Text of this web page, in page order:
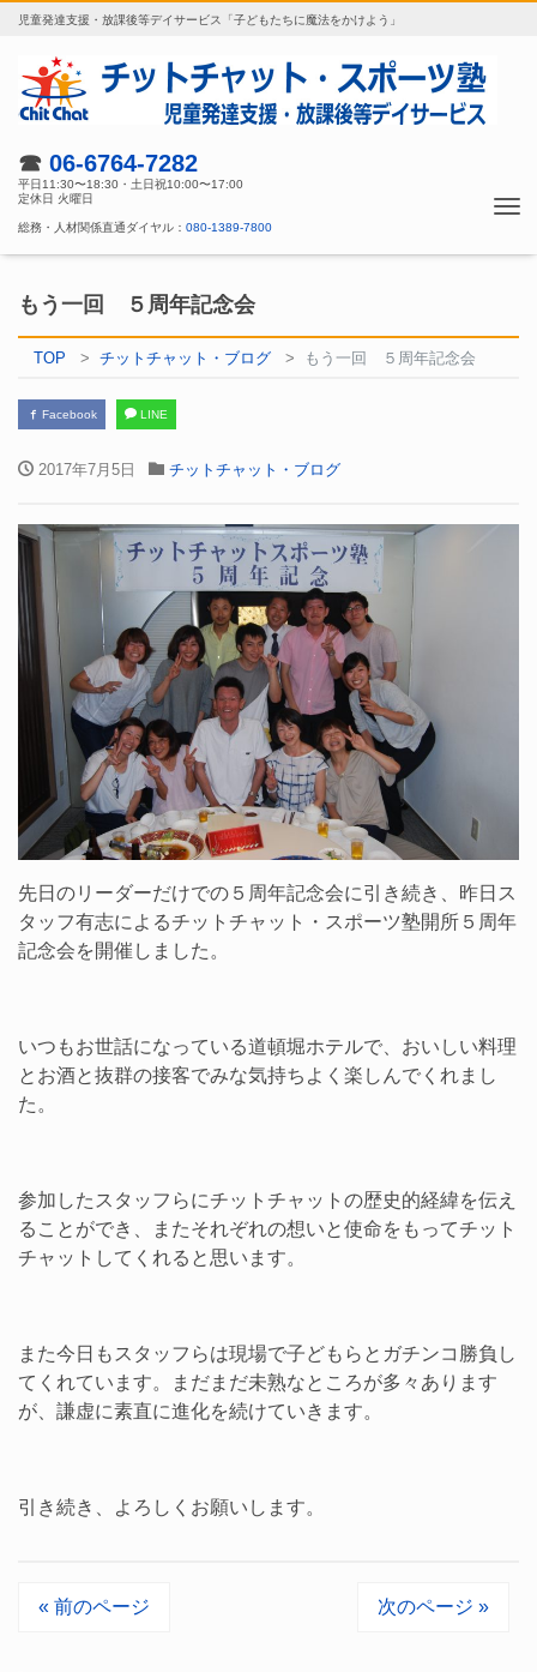
児童発達支援・放課後等デイサービス「子どもたちに魔法をかけよう」
☎ 06-6764-7282
平日11:30〜18:30・土日祝10:00〜17:00
定休日 火曜日
総務・人材関係直通ダイヤル： 080-1389-7800
もう一回 ５周年記念会
TOP チットチャット・ブログ もう一回 ５周年記念会
Facebook LINE
2017年7月5日 チットチャット・ブログ
先日のリーダーだけでの５周年記念会に引き続き、昨日ス
タッフ有志によるチットチャット・スポーツ塾開所５周年
記念会を開催しました。
いつもお世話になっている道頓堀ホテルで、おいしい料理
とお酒と抜群の接客でみな気持ちよく楽しんでくれまし
た。
参加したスタッフらにチットチャットの歴史的経緯を伝え
ることができ、またそれぞれの想いと使命をもってチット
チャットしてくれると思います。
また今日もスタッフらは現場で子どもらとガチンコ勝負し
てくれています。まだまだ未熟なところが多々あります
が、謙虚に素直に進化を続けていきます。
引き続き、よろしくお願いします。
« 前のページ 次のページ »